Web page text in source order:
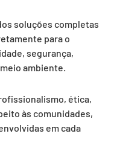
soluções completas
para o
segurança,
ambiente.
ética,
às comunidades,
em cada